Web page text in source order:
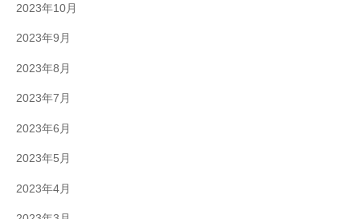
2023年10月
2023年9月
2023年8月
2023年7月
2023年6月
2023年5月
2023年4月